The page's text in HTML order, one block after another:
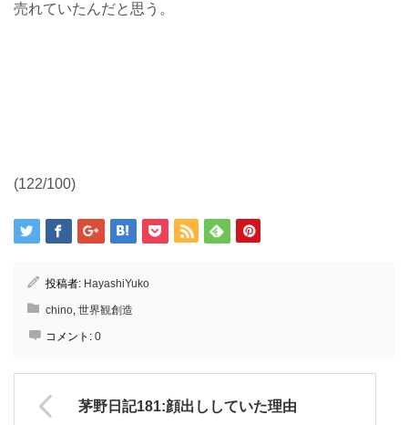
売れていたんだと思う。
(122/100)
投稿者: HayashiYuko
chino, 世界観創造
コメント: 0
茅野日記181:顔出ししていた理由